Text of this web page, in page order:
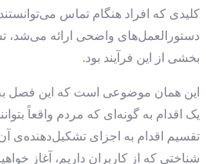
کلیدی که افراد هنگام تماس
دستورالعمل‌های واضحی ارائه می‌شد،
بخشی از این فرآیند بود.
این همان موضوعی است که این فصل
یک اقدام به گونه‌ای که مردم واقعاً
تقسیم اقدام به اجزای تشکیل‌دهنده‌ی
شناختی که از کاربران داریم، آغاز